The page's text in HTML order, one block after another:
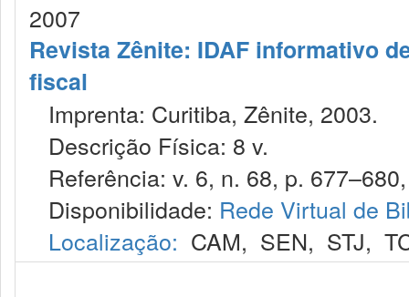
2007
Revista Zênite: IDAF informativo
fiscal
Imprenta: Curitiba, Zênite, 2003.
Descrição Física: 8 v.
Referência: v. 6, n. 68, p.
Disponibilidade: Rede Virtual de
Localização: CAM, SEN, STJ,